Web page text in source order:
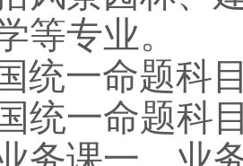
等专业。
统一命题科
统一命题科